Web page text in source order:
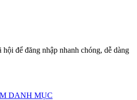
để đăng nhập nhanh chóng, dễ dàng
DANH MỤC